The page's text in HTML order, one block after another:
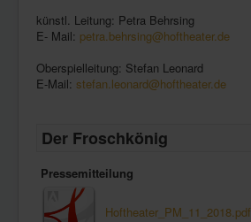
künstl. Leitung: Petra Behrsing
E- Mail: petra.behrsing@hoftheater.de
Oberspielleitung: Stefan Leonard
E-Mail: stefan.leonard@hoftheater.de
Der Froschkönig
Pressemitteilung
Hoftheater_PM_11_2018.pdf